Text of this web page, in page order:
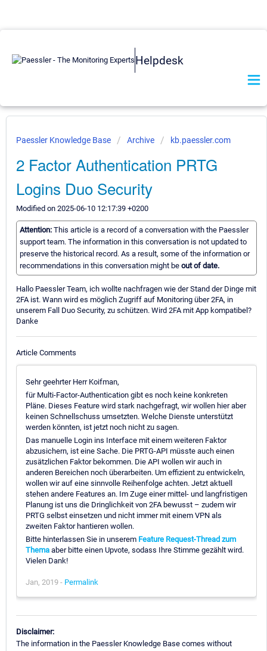
Helpdesk
Paessler Knowledge Base Archive kb.paessler.com
2 Factor Authentication PRTG
Logins Duo Security
Modified on 2025-06-10 12:17:39 +0200
Attention: This article is a record of a conversation with the Paessler
support team. The information in this conversation is not updated to
preserve the historical record. As a result, some of the information or
recommendations in this conversation might be out of date.
Hallo Paessler Team, ich wollte nachfragen wie der Stand der Dinge mit
2FA ist. Wann wird es möglich Zugriff auf Monitoring über 2FA, in
unserem Fall Duo Security, zu schützen. Wird 2FA mit App kompatibel?
Danke
Article Comments
Sehr geehrter Herr Koifman,
für Multi-Factor-Authentication gibt es noch keine konkreten
Pläne. Dieses Feature wird stark nachgefragt, wir wollen hier aber
keinen Schnellschuss umsetzten. Welche Dienste unterstützt
werden könnten, ist jetzt noch nicht zu sagen.
Das manuelle Login ins Interface mit einem weiteren Faktor
abzusichern, ist eine Sache. Die PRTG-API müsste auch einen
zusätzlichen Faktor bekommen. Die API wollen wir auch in
anderen Bereichen noch überarbeiten. Um effizient zu entwickeln,
wollen wir auf eine sinnvolle Reihenfolge achten. Jetzt aktuell
stehen andere Features an. Im Zuge einer mittel- und langfristigen
Planung ist uns die Dringlichkeit von 2FA bewusst – zudem wir
PRTG selbst einsetzen und nicht immer mit einem VPN als
zweiten Faktor hantieren wollen.
Bitte hinterlassen Sie in unserem Feature Request-Thread zum
Thema aber bitte einen Upvote, sodass Ihre Stimme gezählt wird.
Vielen Dank!
Jan, 2019 - Permalink
Disclaimer:
The information in the Paessler Knowledge Base comes without